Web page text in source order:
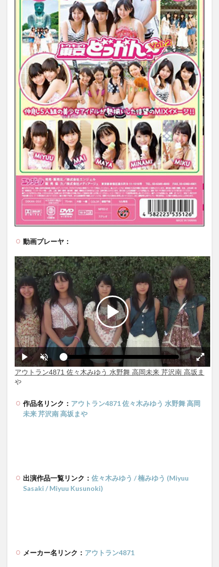
動画プレーヤ：
作品名リンク： アウトラン4871 佐々木みゆう 水野舞 高岡
未来 芹沢南 高坂まや
出演作品一覧リンク： 佐々木みゆう / 楠みゆう (Miyuu
Sasaki / Miyuu Kusunoki)
メーカー名リンク： アウトラン4871